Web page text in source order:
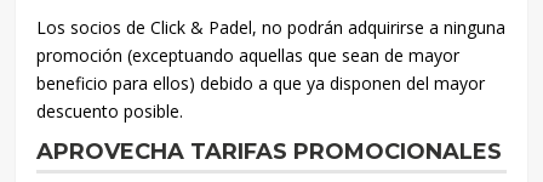
Los socios de Click & Padel, no podrán adquirirse a ninguna
promoción (exceptuando aquellas que sean de mayor
beneficio para ellos) debido a que ya disponen del mayor
descuento posible.
APROVECHA TARIFAS PROMOCIONALES